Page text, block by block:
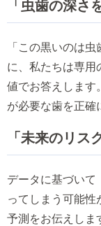
「虫歯の深さ
「この黒いのは
に、私たちは専用
値でお答えします
が必要な歯を正確
「未来のリス
データに基づいて
ってしまう可能
予測をお伝えしま